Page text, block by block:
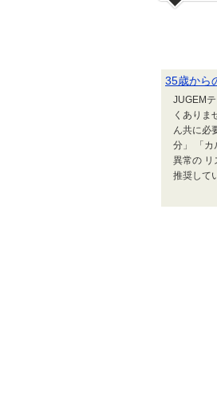
35歳から
JUGEM
くありま
ん共に必
分」 「カ
異常の リ
推奨して